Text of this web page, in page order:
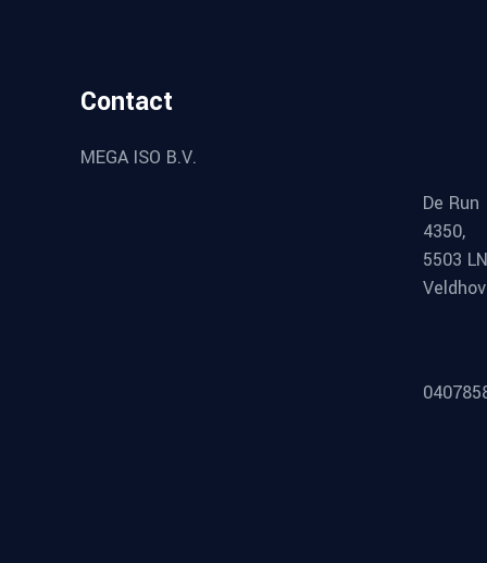
Contact
MEGA ISO B.V.
De Run
4350,
5503 LN